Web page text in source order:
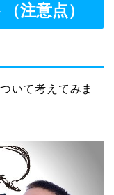
注意点）
いて考えてみま